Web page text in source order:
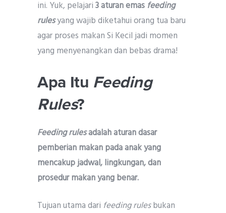
ini. Yuk, pelajari3 aturan emas feeding
rulesyang wajib diketahui orang tua baru
agar proses makan Si Kecil jadi momen
yang menyenangkan dan bebas drama!
Apa Itu Feeding
Rules?
Feeding rulesadalah aturan dasar
pemberian makan pada anak yang
mencakup jadwal, lingkungan, dan
prosedur makan yang benar.
Tujuan utama dari feeding rulesbukan